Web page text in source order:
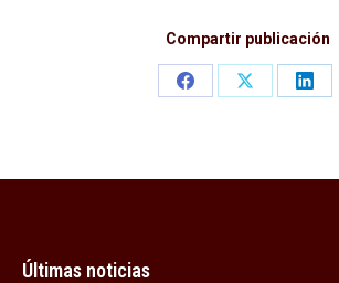
Compartir publicación
Share
Share
Share
Últimas noticias